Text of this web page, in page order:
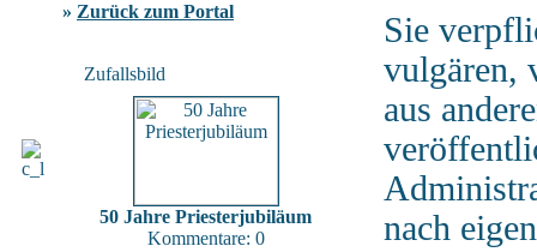
» Zurück zum Portal
Zufallsbild
50 Jahre Priesterjubiläum
Kommentare: 0
Sie
vulgären,
aus
nach